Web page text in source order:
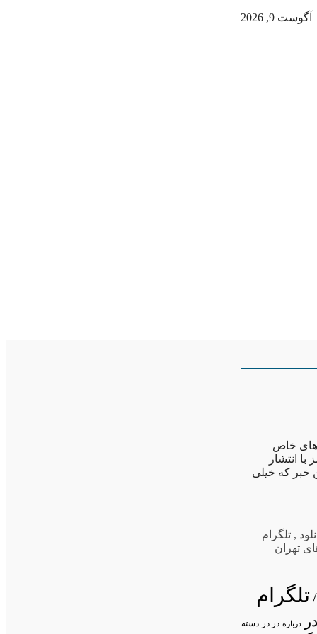
آگوست 9, 2026
های خاص
انتشار
خبر که خیلی
, تلگرام
تهران
تلگرام
درباره در در دسته